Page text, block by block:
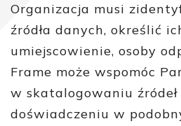
Organizacja musi
źródła danych, określić
umiejscowienie, osoby
Frame może wspomóc
w skatalogowaniu
doświadczeniu w